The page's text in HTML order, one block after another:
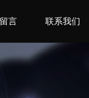
言 联系我们